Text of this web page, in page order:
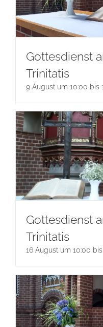
Gottesdienst
Trinitatis
9 August um 10:00 bis
Gottesdienst
Trinitatis
16 August um 10:00 bis